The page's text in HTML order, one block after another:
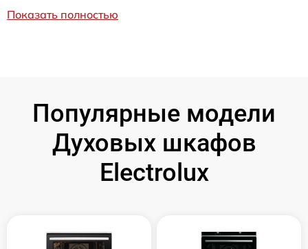
Показать полностью
Популярные модели
Духовых шкафов
Electrolux